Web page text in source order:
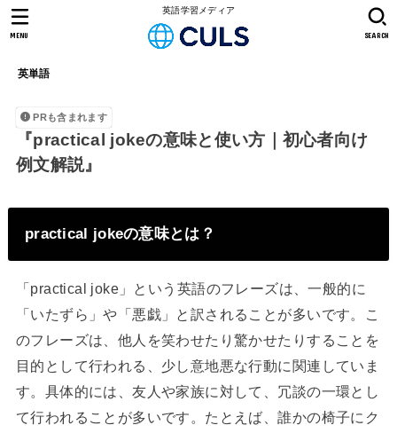
英語学習メディア
英単語
SEARCH
MENU
PRも含まれます
『practical jokeの意味と使い方｜初心者向け
例文解説』
practical jokeの意味とは？
「practical joke」という英語のフレーズは、一般的に
「いたずら」や「悪戯」と訳されることが多いです。こ
のフレーズは、他人を笑わせたり驚かせたりすることを
目的として行われる、少し意地悪な行動に関連していま
す。具体的には、友人や家族に対して、冗談の一環とし
て行われることが多いです。たとえば、誰かの椅子にク